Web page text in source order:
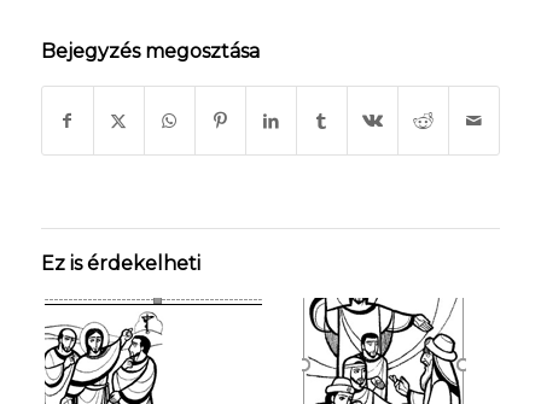
Bejegyzés megosztása
Ez is érdekelheti